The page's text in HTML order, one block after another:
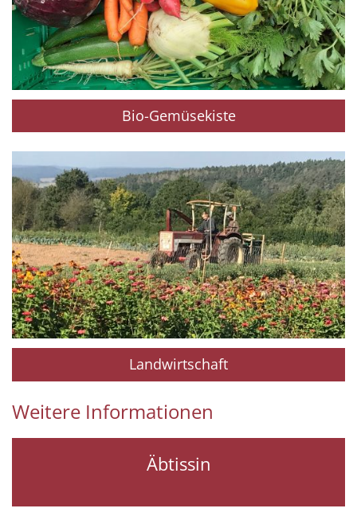
Bio-Gemüsekiste
Landwirtschaft
Weitere Informationen
Äbtissin